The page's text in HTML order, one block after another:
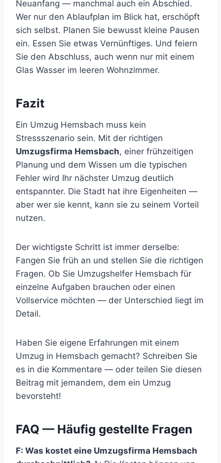
Neuanfang — manchmal auch ein Abschied.
Wer nur den Ablaufplan im Blick hat, erschöpft
sich selbst. Planen Sie bewusst kleine Pausen
ein. Essen Sie etwas Vernünftiges. Und feiern
Sie den Abschluss, auch wenn nur mit einem
Glas Wasser im leeren Wohnzimmer.
Fazit
Ein Umzug Hemsbach muss kein
Stressszenario sein. Mit der richtigen
Umzugsfirma Hemsbach, einer frühzeitigen
Planung und dem Wissen um die typischen
Fehler wird Ihr nächster Umzug deutlich
entspannter. Die Stadt hat ihre Eigenheiten —
aber wer sie kennt, kann sie zu seinem Vorteil
nutzen.
Der wichtigste Schritt ist immer derselbe:
Fangen Sie früh an und stellen Sie die richtigen
Fragen. Ob Sie Umzugshelfer Hemsbach für
einzelne Aufgaben brauchen oder einen
Vollservice möchten — der Unterschied liegt im
Detail.
Haben Sie eigene Erfahrungen mit einem
Umzug in Hemsbach gemacht? Schreiben Sie
es in die Kommentare — oder teilen Sie diesen
Beitrag mit jemandem, dem ein Umzug
bevorsteht!
FAQ — Häufig gestellte Fragen
F: Was kostet eine Umzugsfirma Hemsbach